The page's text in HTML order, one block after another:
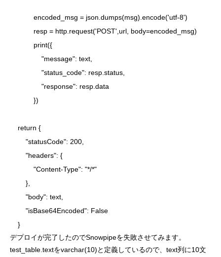
            encoded_msg = json.dumps(msg).encode('utf-8')
            resp = http.request('POST',url, body=encoded_msg)
            print({
                "message": text,
                "status_code": resp.status,
                "response": resp.data
            })
    return {
        "statusCode": 200,
        "headers": {
            "Content-Type": "*/*"
        },
        "body": text,
        "isBase64Encoded": False
    }
デプロイが完了したのでSnowpipeを失敗させてみます。
test_table.textをvarchar(10)と定義しているので、text列に10文